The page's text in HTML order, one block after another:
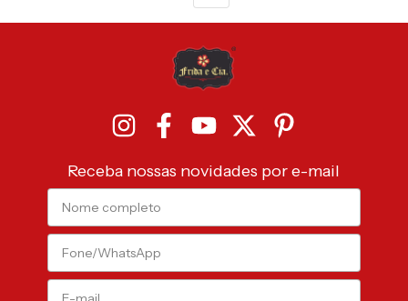
Receba nossas novidades por e-mail